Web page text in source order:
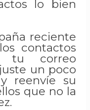
lo bien
reciente
contactos
tu correo
un poco
reenvíe su
que no la